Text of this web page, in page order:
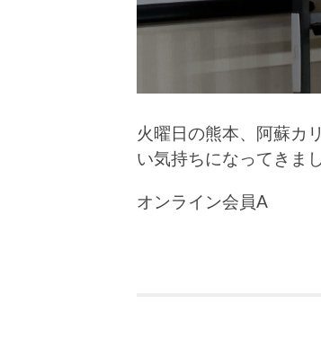
火曜日の熊本、阿蘇カ
い気持ちになってきまし
オンライン会員A